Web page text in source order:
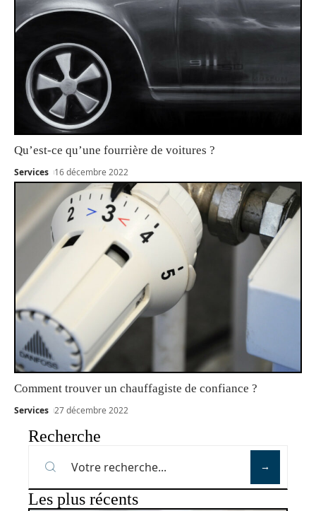
Qu’est-ce qu’une fourrière de voitures ?
Services 16 décembre 2022
Comment trouver un chauffagiste de confiance ?
Services 27 décembre 2022
Recherche
Les plus récents